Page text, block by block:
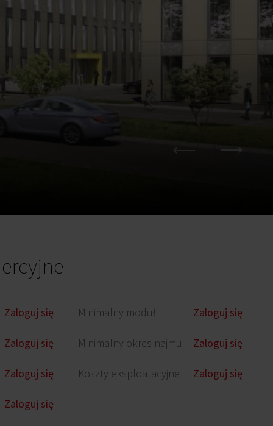
Zaloguj się
Zaloguj się
Zaloguj się
Zaloguj się
Minimalny moduł Zaloguj się
Minimalny okres najmu Zaloguj się
Koszty eksploatacyjne Zaloguj się